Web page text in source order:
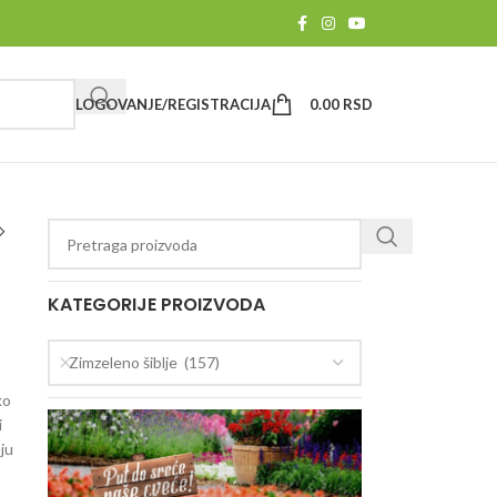
LOGOVANJE/REGISTRACIJA 0.00 RSD
KATEGORIJE PROIZVODA
Zimzeleno šiblje (157)